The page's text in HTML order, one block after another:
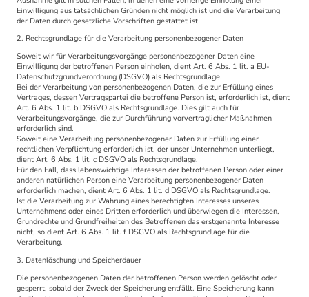
Einwilligung aus tatsächlichen Gründen nicht möglich ist und die Verarbeitung
der Daten durch gesetzliche Vorschriften gestattet ist.
2. Rechtsgrundlage für die Verarbeitung personenbezogener Daten
Soweit wir für Verarbeitungsvorgänge personenbezogener Daten eine
Einwilligung der betroffenen Person einholen, dient Art. 6 Abs. 1 lit. a EU-
Datenschutzgrundverordnung (DSGVO) als Rechtsgrundlage.
Bei der Verarbeitung von personenbezogenen Daten, die zur Erfüllung eines
Vertrages, dessen Vertragspartei die betroffene Person ist, erforderlich ist, dient
Art. 6 Abs. 1 lit. b DSGVO als Rechtsgrundlage. Dies gilt auch für
Verarbeitungsvorgänge, die zur Durchführung vorvertraglicher Maßnahmen
erforderlich sind.
Soweit eine Verarbeitung personenbezogener Daten zur Erfüllung einer
rechtlichen Verpflichtung erforderlich ist, der unser Unternehmen unterliegt,
dient Art. 6 Abs. 1 lit. c DSGVO als Rechtsgrundlage.
Für den Fall, dass lebenswichtige Interessen der betroffenen Person oder einer
anderen natürlichen Person eine Verarbeitung personenbezogener Daten
erforderlich machen, dient Art. 6 Abs. 1 lit. d DSGVO als Rechtsgrundlage.
Ist die Verarbeitung zur Wahrung eines berechtigten Interesses unseres
Unternehmens oder eines Dritten erforderlich und überwiegen die Interessen,
Grundrechte und Grundfreiheiten des Betroffenen das erstgenannte Interesse
nicht, so dient Art. 6 Abs. 1 lit. f DSGVO als Rechtsgrundlage für die
Verarbeitung.
3. Datenlöschung und Speicherdauer
Die personenbezogenen Daten der betroffenen Person werden gelöscht oder
gesperrt, sobald der Zweck der Speicherung entfällt. Eine Speicherung kann